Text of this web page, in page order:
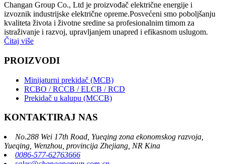
Changan Group Co., Ltd je proizvođač električne energije i
izvoznik industrijske električne opreme.Posvećeni smo poboljšanju
kvaliteta života i životne sredine sa profesionalnim timom za
istraživanje i razvoj, upravljanjem unapred i efikasnom uslugom.
Čitaj više
PROIZVODI
Minijaturni prekidač (MCB)
RCBO / RCCB / ELCB / RCD
Prekidač u kalupu (MCCB)
KONTAKTIRAJ NAS
No.288 Wei 17th Road, Yueqing zona ekonomskog razvoja,
Yueqing, Wenzhou, provincija Zhejiang, NR Kina
0086-577-62763666